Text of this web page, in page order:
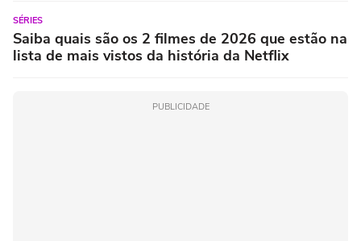
SÉRIES
Saiba quais são os 2 filmes de 2026 que estão na
lista de mais vistos da história da Netflix
PUBLICIDADE